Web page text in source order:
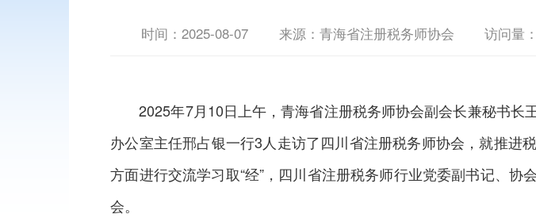
时间： 2025-08-07 来源：青海省注册税务师协会 访问量
2025年7月10日上午，青海省注册税务师协会副会长兼秘书长
办公室主任邢占银一行3人走访了四川省注册税务师协会，就推
方面进行交流学习取“经”，四川省注册税务师行业党委副书记、
会。